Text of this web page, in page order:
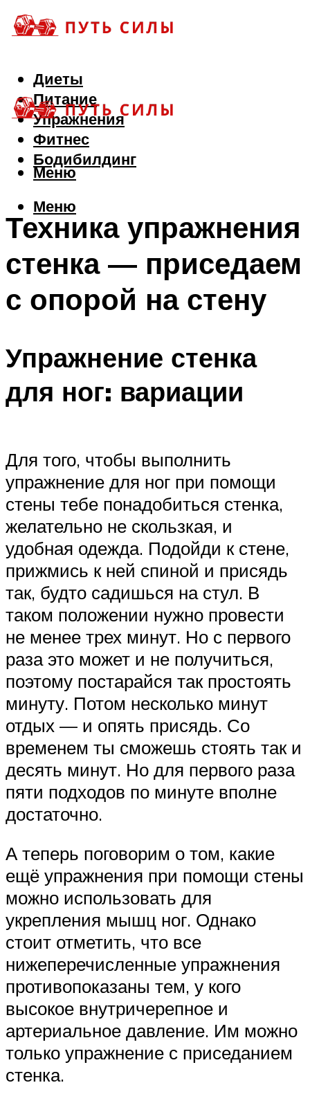
Диеты
Питание
Упражнения
Фитнес
Бодибилдинг
Меню
Меню
Техника упражнения
стенка — приседаем
с опорой на стену
Упражнение стенка
для ног: вариации
Для того, чтобы выполнить
упражнение для ног при помощи
стены тебе понадобиться стенка,
желательно не скользкая, и
удобная одежда. Подойди к стене,
прижмись к ней спиной и присядь
так, будто садишься на стул. В
таком положении нужно провести
не менее трех минут. Но с первого
раза это может и не получиться,
поэтому постарайся так простоять
минуту. Потом несколько минут
отдых — и опять присядь. Со
временем ты сможешь стоять так и
десять минут. Но для первого раза
пяти подходов по минуте вполне
достаточно.
А теперь поговорим о том, какие
ещё упражнения при помощи стены
можно использовать для
укрепления мышц ног. Однако
стоит отметить, что все
нижеперечисленные упражнения
противопоказаны тем, у кого
высокое внутричерепное и
артериальное давление. Им можно
только упражнение с приседанием
стенка.